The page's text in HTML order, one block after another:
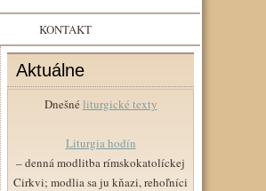
KONTAKT
Aktuálne
Dnešné liturgické texty
Liturgia hodín
– denná modlitba rímskokatolíckej
Cirkvi; modlia sa ju kňazi, rehoľníci